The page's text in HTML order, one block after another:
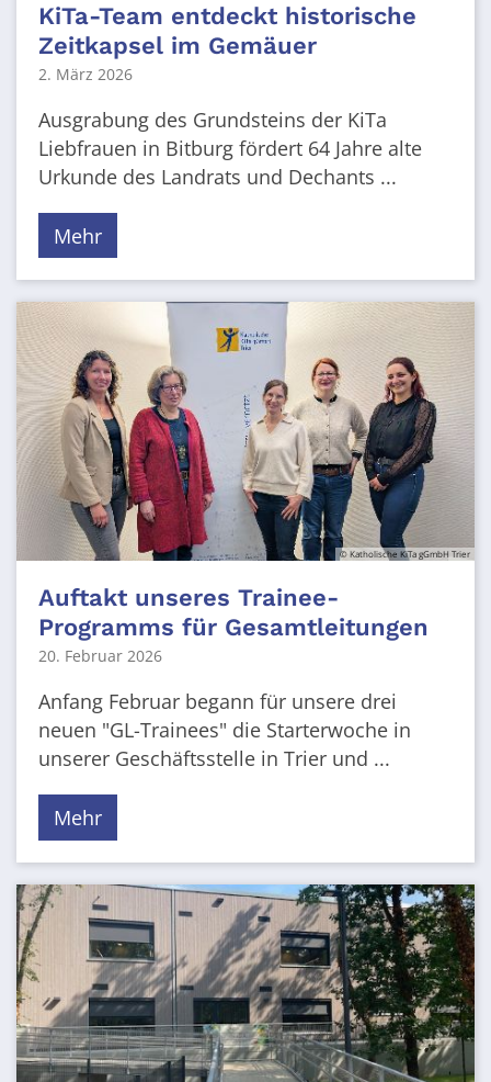
KiTa-Team entdeckt historische
Zeitkapsel im Gemäuer
2. März 2026
Ausgrabung des Grundsteins der KiTa
Liebfrauen in Bitburg fördert 64 Jahre alte
Urkunde des Landrats und Dechants ...
Mehr
© Katholische KiTa gGmbH Trier
Auftakt unseres Trainee-
Programms für Gesamtleitungen
20. Februar 2026
Anfang Februar begann für unsere drei
neuen "GL-Trainees" die Starterwoche in
unserer Geschäftsstelle in Trier und ...
Mehr